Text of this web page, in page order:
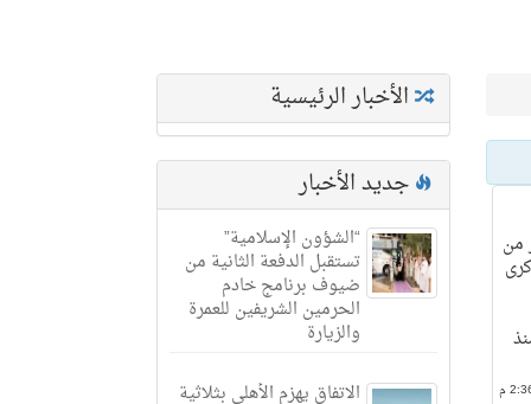
الأخبار الرئيسية
جديد الأخبار
“الشؤون الإسلامية”
تستقبل الدفعة الثانية من
ضيوف برنامج خادم
الحرمين الشريفين للعمرة
والزيارة
الاتفاق يهزم الأهلي بثلاثية
من